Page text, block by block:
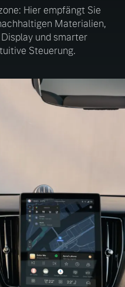
Hier empfängt Sie
Materialien,
und smarter
Steuerung.